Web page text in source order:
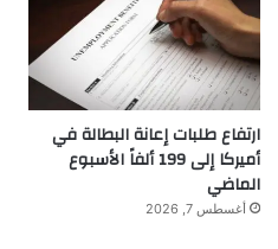
ارتفاع طلبات إعانة البطالة في
أميركا إلى 199 ألفاً الأسبوع
الماضي
أغسطس 7, 2026